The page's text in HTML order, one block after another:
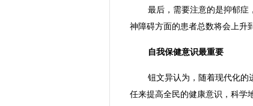
最后，需要注意的是抑郁症
神障碍方面的患者总数将会上升
自我保健意识最重要
钮文异认为，随着现代化的
任来提高全民的健康意识，科学